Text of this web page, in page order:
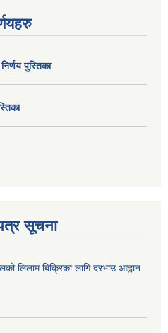
पुस्तिका
सूचना
लिलाम बिक्रिका लागि दरभाउ आह्वान